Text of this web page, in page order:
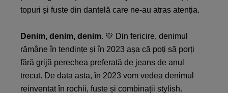
topuri și fuste din dantelă care ne-au atras atenția.
Denim, denim, denim. 💙 Din fericire, denimul
rămâne în tendințe și în 2023 așa că poți să porți
fără grijă perechea preferată de jeans de anul
trecut. De data asta, în 2023 vom vedea denimul
reinventat în rochii, fuste și combinații stylish.